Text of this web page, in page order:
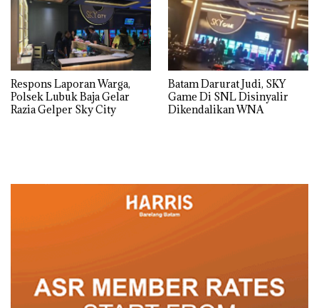
Respons Laporan Warga,
Polsek Lubuk Baja Gelar
Razia Gelper Sky City
Batam Darurat Judi, SKY
Game Di SNL Disinyalir
Dikendalikan WNA